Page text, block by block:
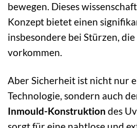
bewegen. Dieses
Konzept bietet einen
insbesondere bei Stürzen,
vorkommen.
Aber Sicherheit ist nicht nur
Technologie, sondern auch
Inmould-Konstruktion des